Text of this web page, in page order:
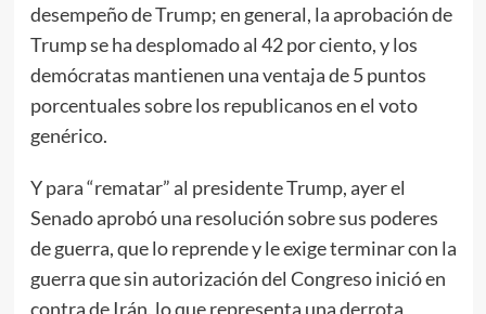
desempeño de Trump; en general, la aprobación de
Trump se ha desplomado al 42 por ciento, y los
demócratas mantienen una ventaja de 5 puntos
porcentuales sobre los republicanos en el voto
genérico.
Y para “rematar” al presidente Trump, ayer el
Senado aprobó una resolución sobre sus poderes
de guerra, que lo reprende y le exige terminar con la
guerra que sin autorización del Congreso inició en
contra de Irán, lo que representa una derrota